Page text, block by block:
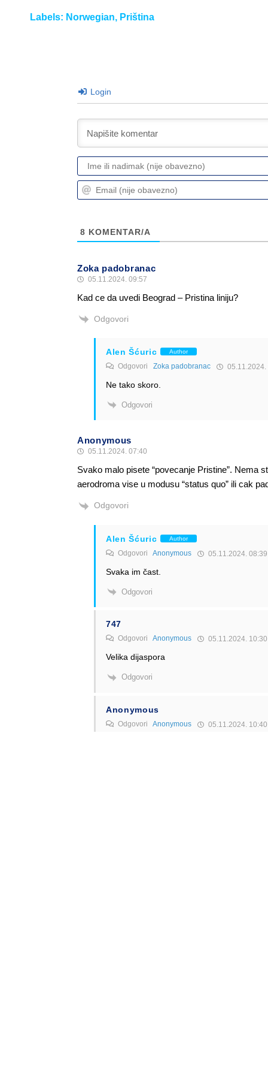
Labels: Norwegian, Priština
Login
8 KOMENTAR/A
Zoka padobranac
05.11.2024. 09:57
Kad ce da uvedi Beograd – Pristina liniju?
Odgovori
Alen Šćuric Author
Odgovori Zoka padobranac 05.11.2024.
Ne tako skoro.
Odgovori
Anonymous
05.11.2024. 07:40
Svako malo pisete “povecanje Pristine”. Nema
aerodroma vise u modusu “status quo” ili cak
Odgovori
Alen Šćuric Author
Odgovori Anonymous 05.11.2024. 08:39
Svaka im čast.
Odgovori
747
Odgovori Anonymous 05.11.2024. 10:30
Velika dijaspora
Odgovori
Anonymous
Odgovori Anonymous 05.11.2024. 10:40